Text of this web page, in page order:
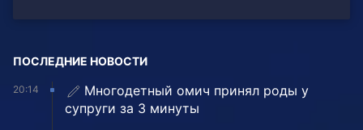
ПОСЛЕДНИЕ НОВОСТИ
20:14
Многодетный омич принял роды у
супруги за 3 минуты